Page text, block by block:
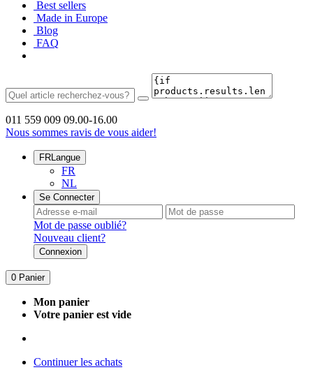
Best sellers
Made in Europe
Blog
FAQ
011 559 009 09.00-16.00
Nous sommes ravis de vous aider!
FRLangue
FR
NL
Se Connecter
Mot de passe oublié?
Nouveau client?
Connexion
0 Panier
Mon panier
Votre panier est vide
Continuer les achats